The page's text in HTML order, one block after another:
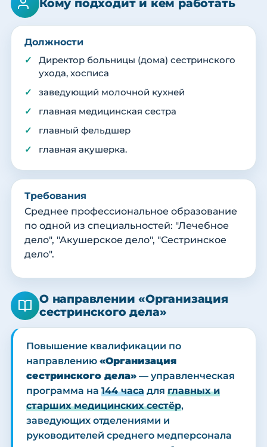
Кому подходит и кем работать
Должности
Директор больницы (дома) сестринского
ухода, хосписа
заведующий молочной кухней
главная медицинская сестра
главный фельдшер
главная акушерка.
Требования
Среднее профессиональное образование
по одной из специальностей: "Лечебное
дело", "Акушерское дело", "Сестринское
дело".
О направлении «Организация
сестринского дела»
Повышение квалификации по
направлению «Организация
сестринского дела» — управленческая
программа на 144 часа для главных и
старших медицинских сестёр,
заведующих отделениями и
руководителей среднего медперсонала